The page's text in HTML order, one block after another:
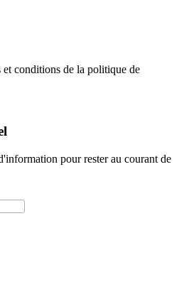
et conditions de la politique de
pour rester au courant de